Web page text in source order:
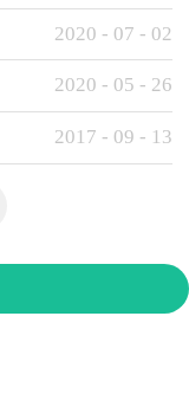
一党支部举办了“学
2020 - 07 - 02
2020 - 05 - 26
2017 - 09 - 13